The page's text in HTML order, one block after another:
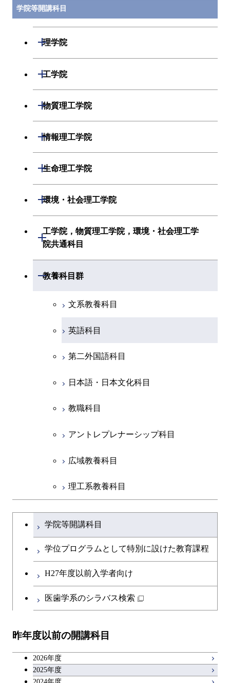
学院等開講科目
理学院
開閉
化学系
初年次専門科目
創造プロセス科目
共通専門科目
工学院
開閉
機械系
電気電子系
経営工学系
初年次専門科目
創造プロセス科目
物質理工学院
開閉
材料系
初年次専門科目
共通専門科目
情報理工学院
開閉
数理・計算科学系
初年次専門科目
創造プロセス科目
共通専門科目
生命理工学院
開閉
生命理工学系
創造プロセス科目
共通専門科目
環境・社会理工学院
開閉
建築学系
融合理工学系
初年次専門科目
創造プロセス科目
共通専門科目
工学院，物質理工学院，環境・社会理工学
院共通科目
開閉
工学院，物質理工学院，環境・社会
教養科目群
開閉
文系教養科目
英語科目
第二外国語科目
日本語・日本文化科目
教職科目
アントレプレナーシップ科目
広域教養科目
理工系教養科目
学士課程を切り替える
学院等開講科目
学位プログラムとして特別に設けた教育課程
H27年度以前入学者向け
医歯学系のシラバス検索
昨年度以前の開講科目
2026年度
2025年度